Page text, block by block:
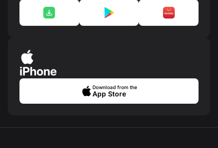
iPhone
Download from the
App Store